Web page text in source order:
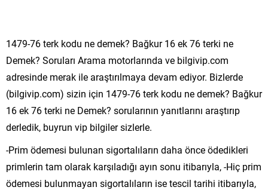
1479-76 terk kodu ne demek? Bağkur 16 ek 76 terki ne
Demek? Soruları Arama motorlarında ve bilgivip.com
adresinde merak ile araştırılmaya devam ediyor. Bizlerde
(bilgivip.com) sizin için 1479-76 terk kodu ne demek? Bağkur
16 ek 76 terki ne Demek? sorularının yanıtlarını araştırıp
derledik, buyrun vip bilgiler sizlerle.
-Prim ödemesi bulunan sigortalıların daha önce ödedikleri
primlerin tam olarak karşıladığı ayın sonu itibarıyla, -Hiç prim
ödemesi bulunmayan sigortalıların ise tescil tarihi itibarıyla,